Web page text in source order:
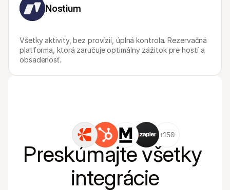
Nostium
Všetky aktivity, bez provízií, úplná kontrola. Rezervačná
platforma, ktorá zaručuje optimálny zážitok pre hostí a
obsadenosť.
+150
Preskúmajte všetky
integrácie